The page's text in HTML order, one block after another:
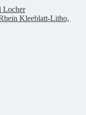
Locher
Kleeblatt-Litho,